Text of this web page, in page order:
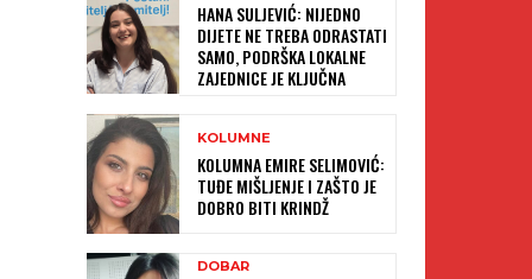
HANA SULJEVIĆ: NIJEDNO
DIJETE NE TREBA ODRASTATI
SAMO, PODRŠKA LOKALNE
ZAJEDNICE JE KLJUČNA
KOLUMNE
KOLUMNA EMIRE SELIMOVIĆ:
TUĐE MIŠLJENJE I ZAŠTO JE
DOBRO BITI KRINDŽ
DOBAR